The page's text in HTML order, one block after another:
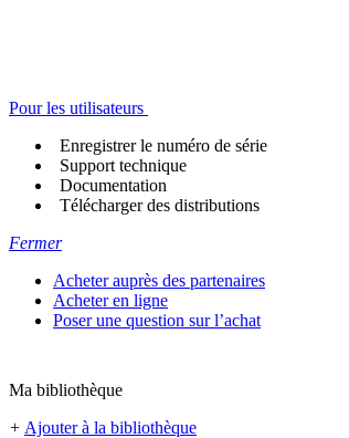
Pour les utilisateurs
Enregistrer le numéro de série
Support technique
Documentation
Télécharger des distributions
Fermer
Acheter auprès des partenaires
Acheter en ligne
Poser une question sur l’achat
Ma bibliothèque
+ Ajouter à la bibliothèque